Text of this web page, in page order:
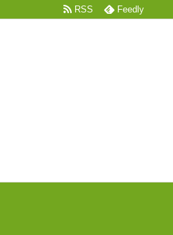
RSS Feedly